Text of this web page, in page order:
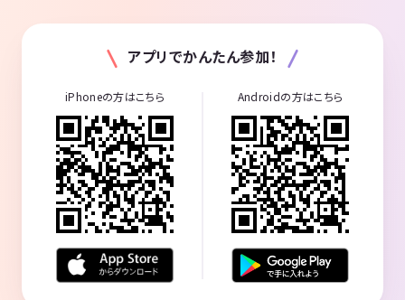
アプリでかんたん参加！
iPhoneの方はこちら Androidの方はこちら